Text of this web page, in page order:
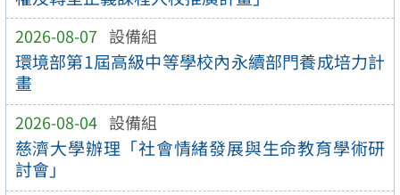
2026-08-07 設備組
環境部第1屆高級中等學校內永續部門養成培力計
畫
2026-08-04 設備組
慈濟大學辦理「社會情緒發展與生命教育學術研
討會」